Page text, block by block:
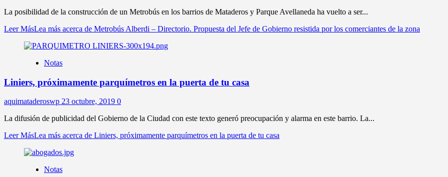
La posibilidad de la construcción de un Metrobús en los barrios de Mataderos y Parque Avellaneda ha vuelto a ser...
Leer MásLea más acerca de Metrobús Alberdi – Directorio. Propuesta del Jefe de Gobierno resistida por los comerciantes de la zona
Notas
Liniers, próximamente parquímetros en la puerta de tu casa
aquimataderoswp 23 octubre, 2019 0
La difusión de publicidad del Gobierno de la Ciudad con este texto generó preocupación y alarma en este barrio. La...
Leer MásLea más acerca de Liniers, próximamente parquímetros en la puerta de tu casa
Notas